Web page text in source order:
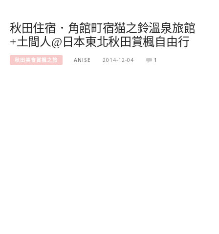
秋田住宿．角館町宿猫之鈴溫泉旅館
+土間人@日本東北秋田賞楓自由行
秋田美食賞楓之旅 ANISE 2014-12-04 1